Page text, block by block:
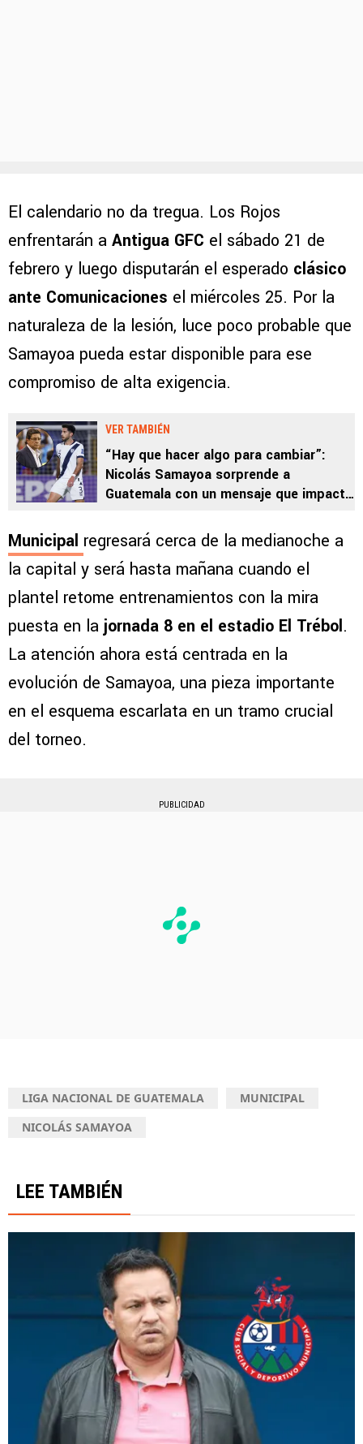
El calendario no da tregua. Los Rojos
enfrentarán a Antigua GFC el sábado 21 de
febrero y luego disputarán el esperado clásico
ante Comunicaciones el miércoles 25. Por la
naturaleza de la lesión, luce poco probable que
Samayoa pueda estar disponible para ese
compromiso de alta exigencia.
VER TAMBIÉN
“Hay que hacer algo para cambiar”:
Nicolás Samayoa sorprende a
Guatemala con un mensaje que impacta
Municipal regresará cerca de la medianoche a
la capital y será hasta mañana cuando el
plantel retome entrenamientos con la mira
puesta en la jornada 8 en el estadio El Trébol.
La atención ahora está centrada en la
evolución de Samayoa, una pieza importante
en el esquema escarlata en un tramo crucial
del torneo.
PUBLICIDAD
LIGA NACIONAL DE GUATEMALA
MUNICIPAL
NICOLÁS SAMAYOA
LEE TAMBIÉN